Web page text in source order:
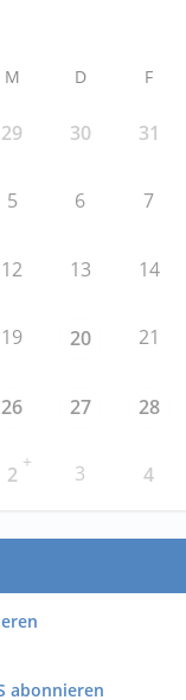
M D F
29 30 31
5 6 7
12 13 14
19 20 21
26 27 28
2
+ 3 4
abonnieren